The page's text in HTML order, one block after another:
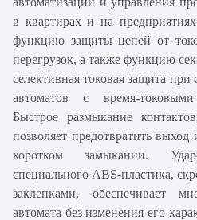
в квартирах и на
функцию защиты цепей от
перегрузок, а также функцию
селективная токовая защита
автоматов с время-
Быстрое размыкание
позволяет предотвратить выход
коротком замыкании.
специального ABS-пластика,
заклепками, обеспечивает
автомата без изменения его